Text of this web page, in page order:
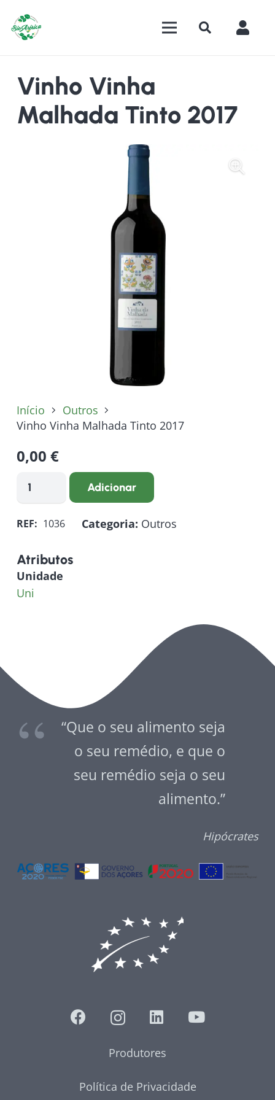
Vinho Vinha
Malhada Tinto 2017
Início
Outros
Vinho Vinha Malhada Tinto 2017
0,00 €
Quantidade
Vinha
Tinto
2017
Adicionar
REF: 1036 Categoria: Outros
Atributos
Unidade
Uni
“Que o seu alimento seja
o seu remédio, e que o
seu remédio seja o seu
alimento.”
Hipócrates
Produtores
Política de Privacidade